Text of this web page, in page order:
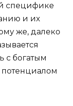
специфике
и их
же, далеко
с богатым